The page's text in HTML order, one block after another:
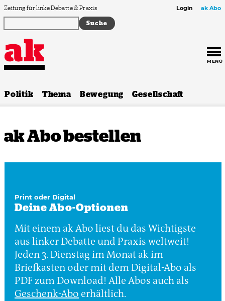
Zum Inhalt springen
Zeitung für linke Debatte & Praxis Login ak Abo
MENÜ
Politik Thema Bewegung Gesellschaft
ak Abo bestellen
Print oder Digital
Deine Abo-Optionen
Mit einem ak Abo liest du das Wichtigste
aus linker Debatte und Praxis weltweit!
Jeden 3. Dienstag im Monat ak im
Briefkasten oder mit dem Digital-Abo als
PDF zum Download! Alle Abos auch als
Geschenk-Abo erhältlich.